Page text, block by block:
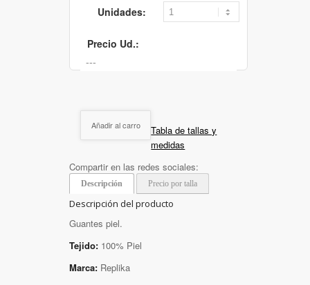
Unidades:
Precio Ud.:
Añadir al carro
Tabla de tallas y
medidas
Compartir en las redes sociales:
Descripción Precio por talla
Descripción del producto
Guantes piel.
Tejido: 100% Piel
Marca: Replika